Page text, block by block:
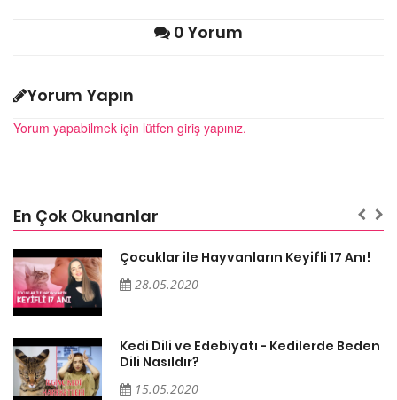
0 Yorum
Yorum Yapın
Yorum yapabilmek için lütfen giriş yapınız.
En Çok Okunanlar
Çocuklar ile Hayvanların Keyifli 17 Anı!
28.05.2020
Kedi Dili ve Edebiyatı - Kedilerde Beden
Dili Nasıldır?
15.05.2020